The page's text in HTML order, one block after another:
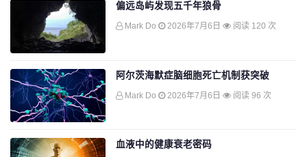
偏远岛屿发现五千年狼骨
Mark Do 2026年7月6日 阅读 120 次
阿尔茨海默症脑细胞死亡机制获突破
Mark Do 2026年7月6日 阅读 96 次
血液中的健康衰老密码